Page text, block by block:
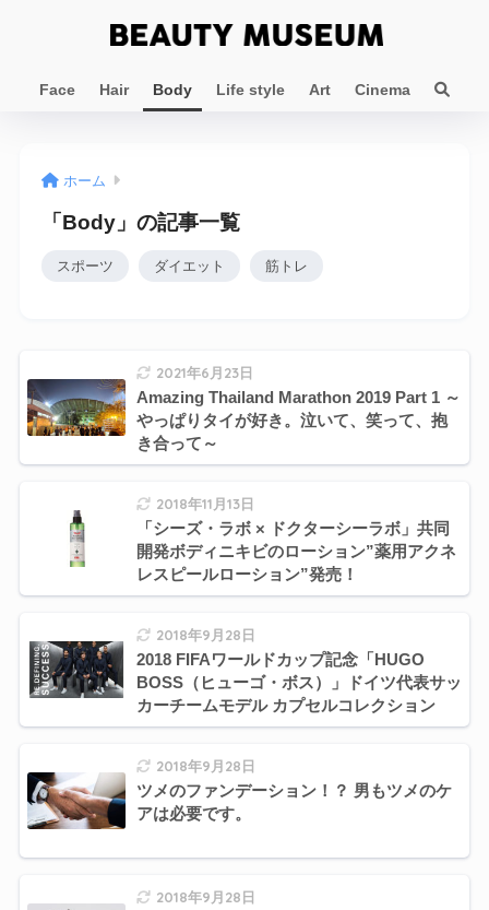
Face Hair Body Life style Art Cinema
ホーム
「Body」の記事一覧
スポーツ ダイエット 筋トレ
2021年6月23日
Amazing Thailand Marathon 2019 Part 1 ～
やっぱりタイが好き。泣いて、笑って、抱
き合って～
2018年11月13日
「シーズ・ラボ × ドクターシーラボ」共同
開発ボディニキビのローション”薬用アクネ
レスピールローション”発売！
2018年9月28日
2018 FIFAワールドカップ記念「HUGO
BOSS（ヒューゴ・ボス）」ドイツ代表サッ
カーチームモデル カプセルコレクション
2018年9月28日
ツメのファンデーション！？ 男もツメのケ
アは必要です。
2018年9月28日